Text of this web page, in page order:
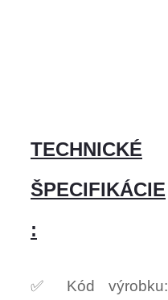
TECHNICKÉ
ŠPECIFIKÁCIE
:
✅ Kód výrobku: